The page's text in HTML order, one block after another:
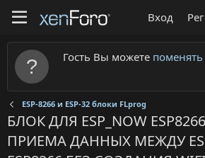
Вход
Гость Вы можете
ESP-8266 и ESP-32 блоки FLprog
БЛОК ДЛЯ ESP_NOW
ПРИЕМА ДАННЫХ МЕЖДУ